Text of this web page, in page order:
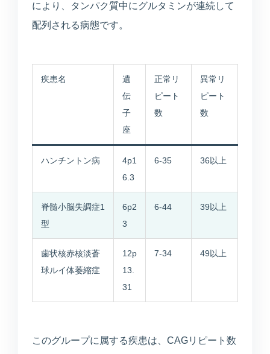
山居町併設の新デイサービス
医療連携型の個別リハビリ
コラム
当院について
により、タンパク質中にグルタミンが連続して
配列される病態です。
疾患名
遺
伝
子
座
正常リ
ピート
数
異常リ
ピート
数
ハンチントン病
4p1
6.3
6-35 36以上
脊髄小脳失調症1
型
6p2
3
6-44 39以上
歯状核赤核淡蒼
球ルイ体萎縮症
12p
13.
31
7-34 49以上
このグループに属する疾患は、CAGリピート数